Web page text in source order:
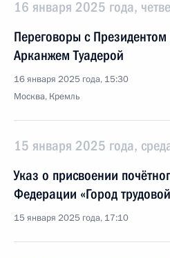
16 января 2025 года,
Переговоры с
Арканжем Туадерой
16 января 2025 года, 15:30
Москва, Кремль
15 января 2025 года,
Указ о присвоении
Федерации «Город
15 января 2025 года, 17:10